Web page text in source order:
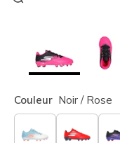
Couleur Noir / Rose